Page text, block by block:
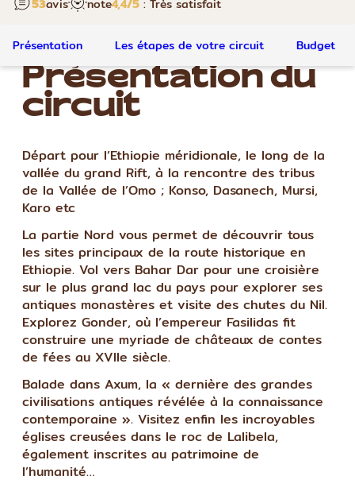
Présentation Les étapes de votre circuit Budget
53avis note4,4/5 : Très satisfait
Présentation du
circuit
Départ pour l’Ethiopie méridionale, le long de la
vallée du grand Rift, à la rencontre des tribus
de la Vallée de l’Omo ; Konso, Dasanech, Mursi,
Karo etc
La partie Nord vous permet de découvrir tous
les sites principaux de la route historique en
Ethiopie. Vol vers Bahar Dar pour une croisière
sur le plus grand lac du pays pour explorer ses
antiques monastères et visite des chutes du Nil.
Explorez Gonder, où l’empereur Fasilidas fit
construire une myriade de châteaux de contes
de fées au XVIIe siècle.
Balade dans Axum, la « dernière des grandes
civilisations antiques révélée à la connaissance
contemporaine ». Visitez enfin les incroyables
églises creusées dans le roc de Lalibela,
également inscrites au patrimoine de
l’humanité…